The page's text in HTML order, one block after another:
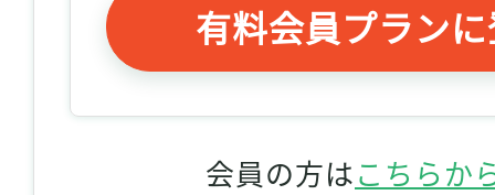
有料会員プラン
会員の方はこちらか